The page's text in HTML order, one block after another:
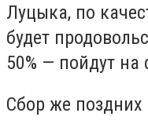
Луцыка, по
будет
50% — пойдут на
Сбор же поздних